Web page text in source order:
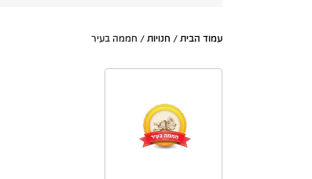
עמוד הבית / חנויות / חממה בעיר